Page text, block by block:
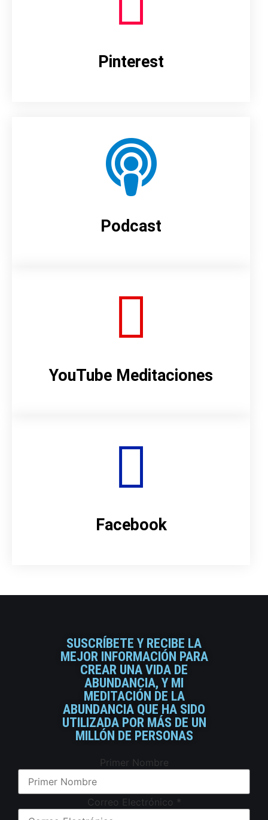
Pinterest
Podcast
YouTube Meditaciones
Facebook
SUSCRÍBETE Y RECIBE LA
MEJOR INFORMACIÓN PARA
CREAR UNA VIDA DE
ABUNDANCIA, Y MI
MEDITACIÓN DE LA
ABUNDANCIA QUE HA SIDO
UTILIZADA POR MÁS DE UN
MILLÓN DE PERSONAS
Primer Nombre
Correo Electrónico *